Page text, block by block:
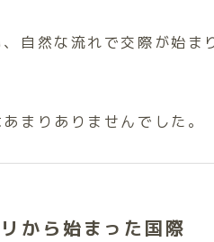
自然な流れで交際が始ま
まりありませんでした。
から始まった国際